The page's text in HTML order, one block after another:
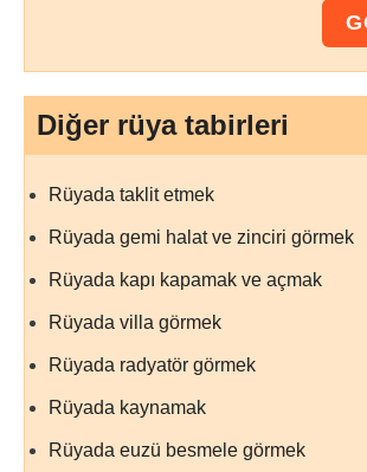
Diğer rüya tabirleri
Rüyada taklit etmek
Rüyada gemi halat ve zinciri görmek
Rüyada kapı kapamak ve açmak
Rüyada villa görmek
Rüyada radyatör görmek
Rüyada kaynamak
Rüyada euzü besmele görmek